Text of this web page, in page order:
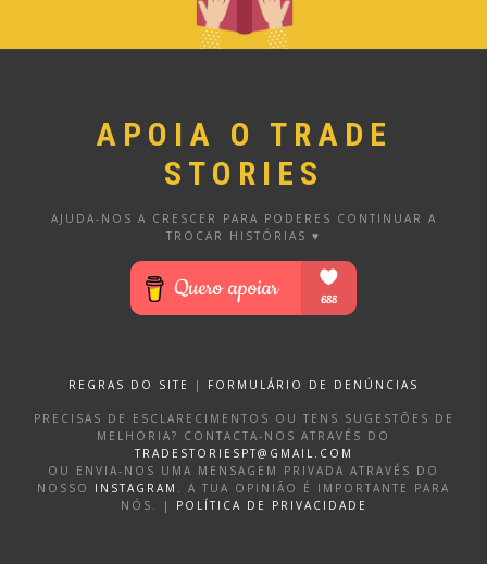
APOIA O TRADE
STORIES
AJUDA-NOS A CRESCER PARA PODERES CONTINUAR A
TROCAR HISTÓRIAS ♥
REGRAS DO SITE | FORMULÁRIO DE DENÚNCIAS
PRECISAS DE ESCLARECIMENTOS OU TENS SUGESTÕES DE
MELHORIA? CONTACTA-NOS ATRAVÉS DO
TRADESTORIESPT@GMAIL.COM
OU ENVIA-NOS UMA MENSAGEM PRIVADA ATRAVÉS DO
NOSSO INSTAGRAM
. A TUA OPINIÃO É IMPORTANTE PARA
NÓS. |
POLÍTICA DE PRIVACIDADE